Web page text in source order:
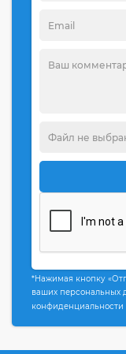
*Нажимая кнопку
ваших персональных
конфиденциальности